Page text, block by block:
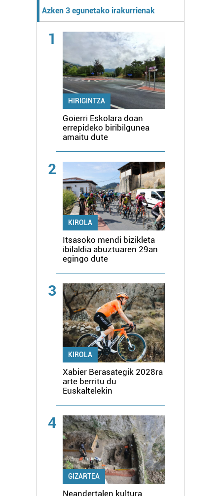
Azken 3 egunetako irakurrienak
1
HIRIGINTZA
Goierri Eskolara doan
errepideko biribilgunea
amaitu dute
2
KIROLA
Itsasoko mendi bizikleta
ibilaldia abuztuaren 29an
egingo dute
3
KIROLA
Xabier Berasategik 2028ra
arte berritu du
Euskaltelekin
4
GIZARTEA
Neandertalen kultura